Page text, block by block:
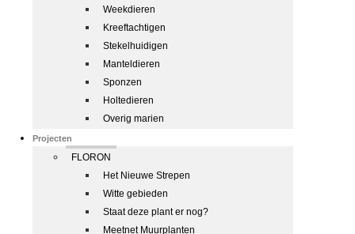
Weekdieren
Kreeftachtigen
Stekelhuidigen
Manteldieren
Sponzen
Holtedieren
Overig marien
Projecten
FLORON
Het Nieuwe Strepen
Witte gebieden
Staat deze plant er nog?
Meetnet Muurplanten